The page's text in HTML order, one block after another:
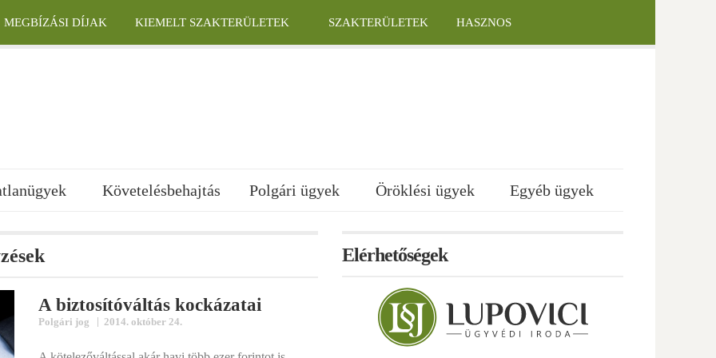
MEGBÍZÁSI DÍJAK KIEMELT SZAKTERÜLETEK SZAKTERÜLETEK HASZNOS
Követelésbehajtás Polgári ügyek Öröklési ügyek Egyéb ügyek
A biztosítóváltás kockázatai
Polgári jog | 2014. október 24.
Elérhetőségek